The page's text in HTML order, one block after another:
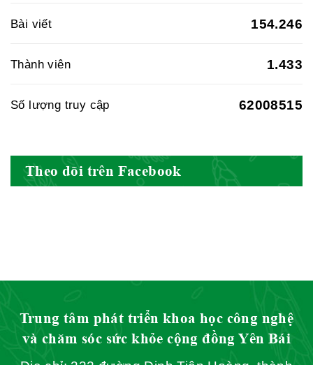
Hiệp hội doanh nghiệp dược Việt
Hội Đông Y Việt Nam
Bài viết 154.246
Thành viên 1.433
Số lượng truy cập 62008515
Theo dõi trên Facebook
Trung tâm phát triển khoa học công nghệ
và chăm sóc sức khỏe cộng đồng Yên Bái